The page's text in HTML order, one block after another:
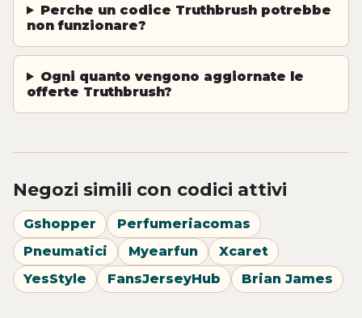
Perche un codice Truthbrush potrebbe
non funzionare?
Ogni quanto vengono aggiornate le
offerte Truthbrush?
Negozi simili con codici attivi
Gshopper
Perfumeriacomas
Pneumatici
Myearfun
Xcaret
YesStyle
FansJerseyHub Brian James